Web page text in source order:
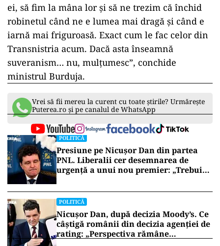
ei, să fim la mâna lor și să ne trezim că închid
robinetul când ne e lumea mai dragă și când e
iarnă mai friguroasă. Exact cum le fac celor din
Transnistria acum. Dacă asta înseamnă
suveranism… nu, mulțumesc”, conchide
ministrul Burduja.
Vrei să fii mereu la curent cu toate știrile? Urmărește
Puterea.ro și pe canalul de WhatsApp
POLITICĂ
Presiune pe Nicușor Dan din partea
PNL. Liberalii cer desemnarea de
urgență a unui nou premier: „Trebuie
POLITICĂ
Nicușor Dan, după decizia Moody’s. Ce
câștigă românii din decizia agenției de
rating: „Perspectiva rămâne